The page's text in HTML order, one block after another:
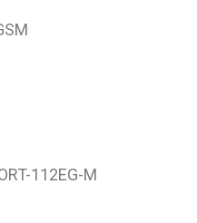
112EG-M